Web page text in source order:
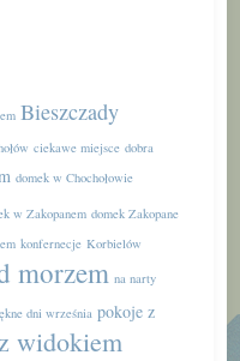
Bieszczady
ciekawe miejsce dobra
domek w Chochołowie
w Zakopanem domek Zakopane
konfernecje Korbielów
morzem na narty
dni września pokoje z
widokiem